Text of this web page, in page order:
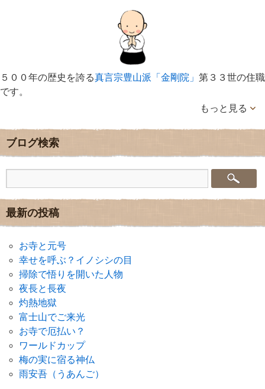
５００年の歴史を誇る真言宗豊山派「金剛院」 第３３世の住職
です。
もっと見る
ブログ検索
最新の投稿
お寺と元号
幸せを呼ぶ？イノシシの目
掃除で悟りを開いた人物
夜長と長夜
灼熱地獄
富士山でご来光
お寺で厄払い？
ワールドカップ
梅の実に宿る神仏
雨安吾（うあんご）